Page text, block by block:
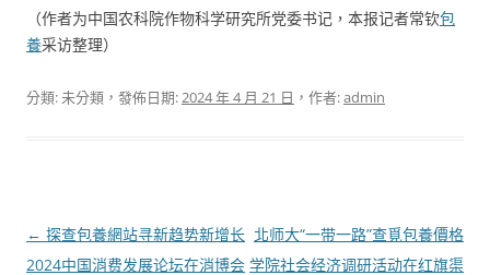
（作者为中国农科院作物科学研究所党委书记，本报记者常钦包
養采访整理）
分類: 未分類，發佈日期:2024 年 4 月 21 日 ，作者:admin
文
章
← 探查包養網站寻新趋势新增长
2024中国消费发展论坛在消博会
北师大“一带一路”查覓包養價格
学院社会经济调研活动在红旗渠